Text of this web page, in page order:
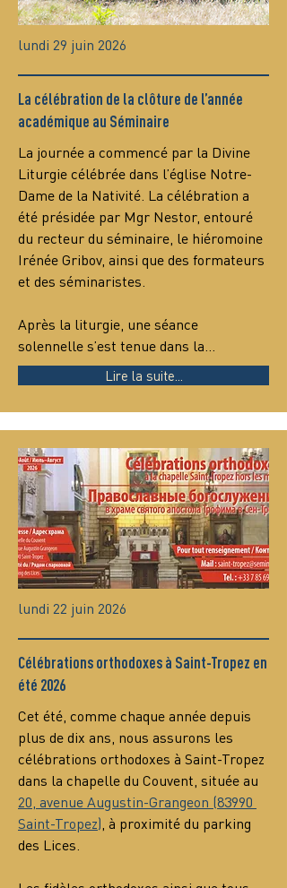
lundi 29 juin 2026
La célébration de la clôture de l’année
académique au Séminaire
La journée a commencé par la Divine
Liturgie célébrée dans l’église Notre-
Dame de la Nativité. La célébration a
été présidée par Mgr Nestor, entouré
du recteur du séminaire, le hiéromoine
Irénée Gribov, ainsi que des formateurs
et des séminaristes.
Après la liturgie, une séance
solennelle s’est tenue dans la…
Lire la suite...
lundi 22 juin 2026
Célébrations orthodoxes à Saint-Tropez en
été 2026
Cet été, comme chaque année depuis
plus de dix ans, nous assurons les
célébrations orthodoxes à Saint-Tropez
dans la chapelle du Couvent, située au
20, avenue Augustin-Grangeon (83990
Saint-Tropez), à proximité du parking
des Lices.